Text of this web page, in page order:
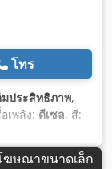
โทร
มประสิทธิภาพ,
เพลิง: ดีเซล, สี:
บูมปรับได้,
ฆษณาขนาดเล็ก